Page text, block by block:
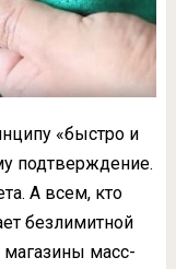
«быстро и
подтверждение.
А всем, кто
безлимитной
магазины масс-